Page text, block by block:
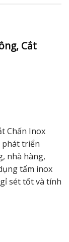
Cắt
Chấn Inox
phát triển
nhà hàng,
tấm inox
sét tốt và tính